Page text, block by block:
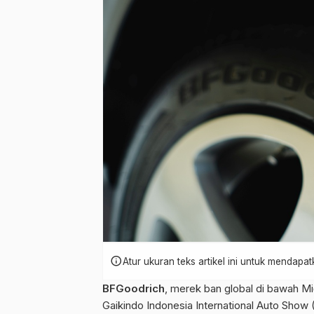
infoAtur ukuran teks artikel ini untuk
BFGoodrich , merek ban global di bawah
Gaikindo Indonesia International Auto Show